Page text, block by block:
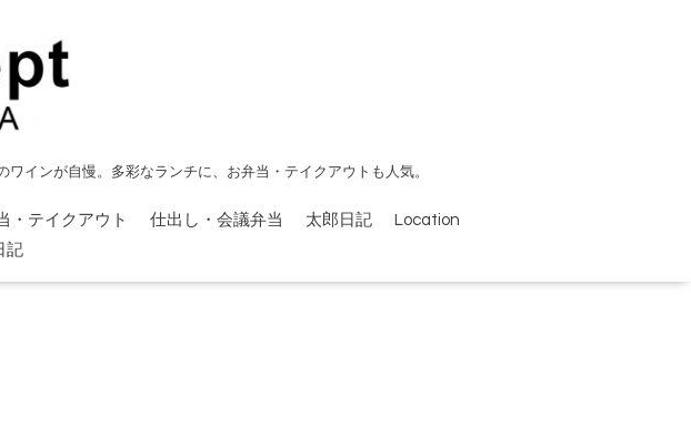
インが自慢。多彩なランチに、お弁当・テイクアウトも人気。
・テイクアウト 仕出し・会議弁当 太郎日記
Location
記